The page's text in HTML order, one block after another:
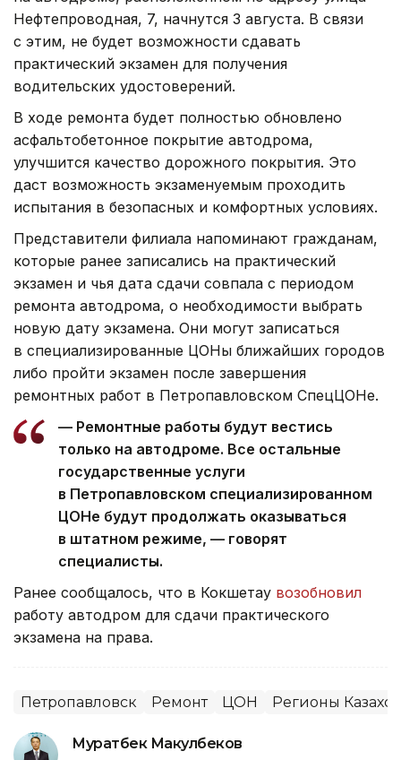
Нефтепроводная, 7, начнутся 3 августа. В связи
с этим, не будет возможности сдавать
практический экзамен для получения
водительских удостоверений.
В ходе ремонта будет полностью обновлено
асфальтобетонное покрытие автодрома,
улучшится качество дорожного покрытия. Это
даст возможность экзаменуемым проходить
испытания в безопасных и комфортных условиях.
Представители филиала напоминают гражданам,
которые ранее записались на практический
экзамен и чья дата сдачи совпала с периодом
ремонта автодрома, о необходимости выбрать
новую дату экзамена. Они могут записаться
в специализированные ЦОНы ближайших городов
либо пройти экзамен после завершения
ремонтных работ в Петропавловском СпецЦОНе.
— Ремонтные работы будут вестись
только на автодроме. Все остальные
государственные услуги
в Петропавловском специализированном
ЦОНе будут продолжать оказываться
в штатном режиме, — говорят
специалисты.
Ранее сообщалось, что в Кокшетау возобновил
работу автодром для сдачи практического
экзамена на права.
Петропавловск Ремонт ЦОН Регионы
Муратбек Макулбеков